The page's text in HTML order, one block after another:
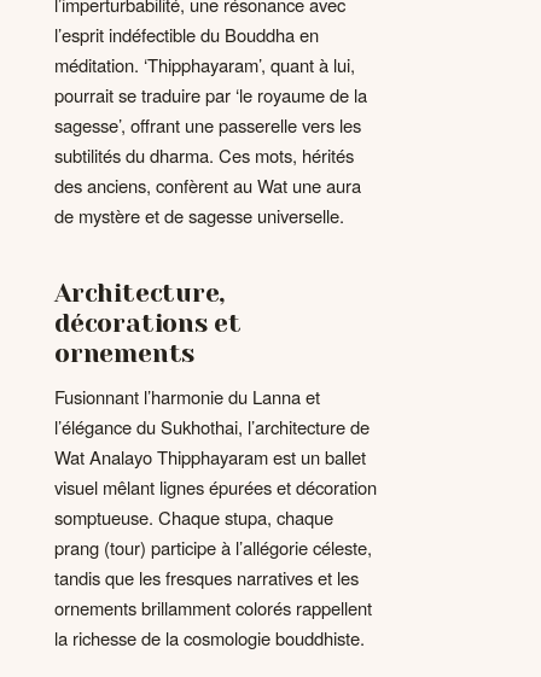
l’esprit indéfectible du Bouddha en
méditation. ‘Thipphayaram’, quant à lui,
pourrait se traduire par ‘le royaume de la
sagesse’, offrant une passerelle vers les
subtilités du dharma. Ces mots, hérités
des anciens, confèrent au Wat une aura
de mystère et de sagesse universelle.
Architecture,
décorations et
ornements
Fusionnant l’harmonie du Lanna et
l’élégance du Sukhothai, l’architecture de
Wat Analayo Thipphayaram est un ballet
visuel mêlant lignes épurées et décoration
somptueuse. Chaque stupa, chaque
prang (tour) participe à l’allégorie céleste,
tandis que les fresques narratives et les
ornements brillamment colorés rappellent
la richesse de la cosmologie bouddhiste.